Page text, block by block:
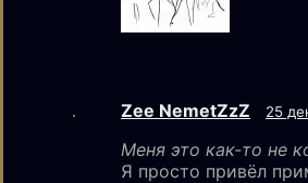
Zee NemetZzZ 25
Меня это как-то не
Я просто привёл